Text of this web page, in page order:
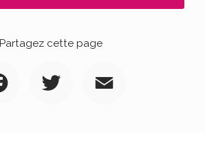
Partagez cette page